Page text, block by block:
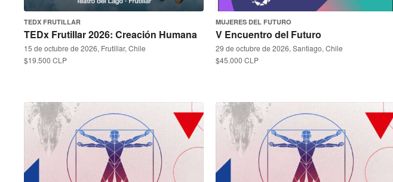
TEDX FRUTILLAR
TEDx Frutillar 2026: Creación Humana
15 de octubre de 2026, Frutillar, Chile
$19.500 CLP
MUJERES DEL FUTURO
V Encuentro del Futuro
29 de octubre de 2026, Santiago, Chile
$45.000 CLP